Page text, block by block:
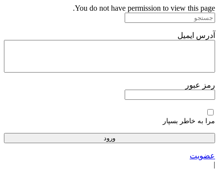
پرش
به
You do not have permission to view this page.
آدرس ایمیل
رمز عبور
مرا به خاطر بسپار
عضویت
|